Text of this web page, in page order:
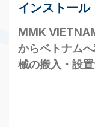
インストール
MMK
からベトナム
械の搬入・設